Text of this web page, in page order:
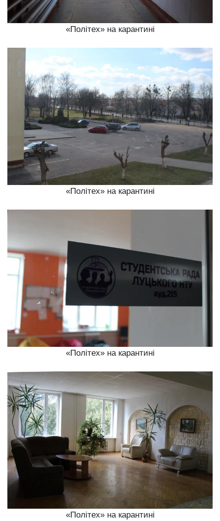
«Політех» на карантині
«Політех» на карантині
«Політех» на карантині
«Політех» на карантині